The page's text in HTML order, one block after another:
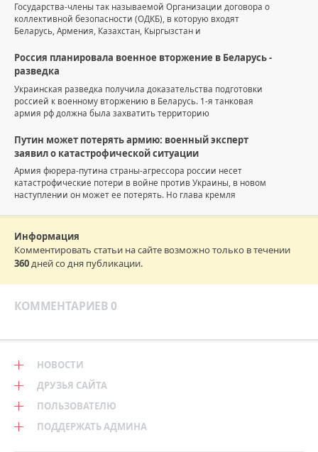
Государства-члены так называемой Организации договора о
коллективной безопасности (ОДКБ), в которую входят
Беларусь, Армения, Казахстан, Кыргызстан и
Россия планировала военное вторжение в Беларусь -
разведка
Украинская разведка получила доказательства подготовки
россией к военному вторжению в Беларусь. 1-я танковая
армия рф должна была захватить территорию
Путин может потерять армию: военный эксперт
заявил о катастрофической ситуации
Армия фюрера-путина страны-агрессора россии несет
катастрофические потери в войне против Украины, в новом
наступлении он может ее потерять. Но глава кремля
Информация
Комментировать статьи на сайте возможно только в течении
360дней со дня публикации.
КОММЕНТАРИЕВ 0
НОВОСТИ
ДРУЗЬЯ САЙТА
ПОЛЬЗОВАТЕЛЮ
ПОДДЕРЖАТЬ АДМИНА